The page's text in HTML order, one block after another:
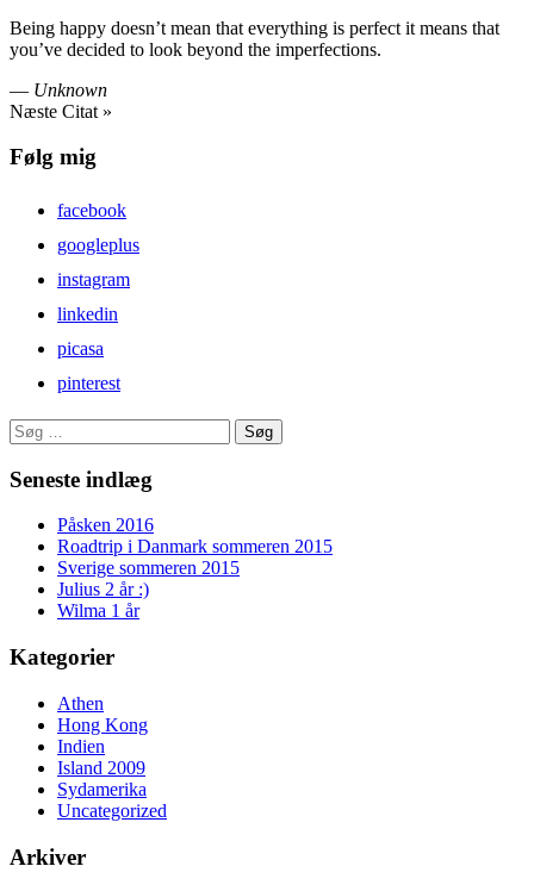
Being happy doesn’t mean that everything is perfect it means that
you’ve decided to look beyond the imperfections.
— Unknown
Næste Citat »
Følg mig
facebook
googleplus
instagram
linkedin
picasa
pinterest
Søg
efter:
Seneste indlæg
Påsken 2016
Roadtrip i Danmark sommeren 2015
Sverige sommeren 2015
Julius 2 år :)
Wilma 1 år
Kategorier
Athen
Hong Kong
Indien
Island 2009
Sydamerika
Uncategorized
Arkiver